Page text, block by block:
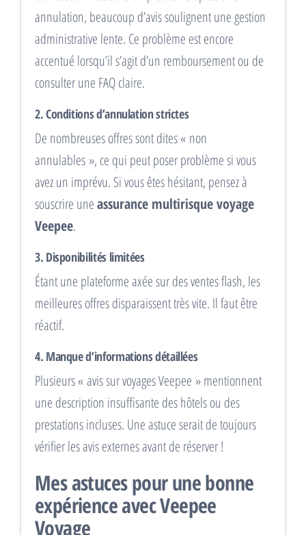
annulation, beaucoup d’avis soulignent une gestion
administrative lente. Ce problème est encore
accentué lorsqu’il s’agit d’un remboursement ou de
consulter une FAQ claire.
2. Conditions d’annulation strictes
De nombreuses offres sont dites « non
annulables », ce qui peut poser problème si vous
avez un imprévu. Si vous êtes hésitant, pensez à
souscrire uneassurance multirisque voyage
Veepee.
3. Disponibilités limitées
Étant une plateforme axée sur des ventes flash, les
meilleures offres disparaissent très vite. Il faut être
réactif.
4. Manque d’informations détaillées
Plusieurs « avis sur voyages Veepee » mentionnent
une description insuffisante des hôtels ou des
prestations incluses. Une astuce serait de toujours
vérifier les avis externes avant de réserver !
Mes astuces pour une bonne
expérience avec Veepee
Voyage